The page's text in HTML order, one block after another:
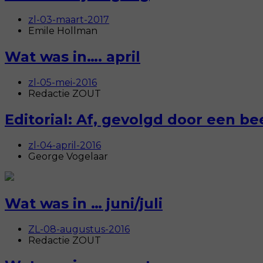
zl-03-maart-2017
Emile Hollman
Wat was in…. april
zl-05-mei-2016
Redactie ZOUT
Editorial: Af, gevolgd door een
zl-04-april-2016
George Vogelaar
Wat was in … juni/juli
ZL-08-augustus-2016
Redactie ZOUT